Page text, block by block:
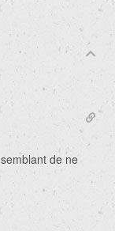
de ne